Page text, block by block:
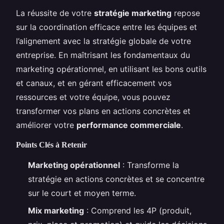
La réussite de votre stratégie marketing repose
sur la coordination efficace entre les équipes et
l’alignement avec la stratégie globale de votre
entreprise. En maîtrisant les fondamentaux du
marketing opérationnel, en utilisant les bons outils
et canaux, et en gérant efficacement vos
ressources et votre équipe, vous pouvez
transformer vos plans en actions concrètes et
améliorer votre performance commerciale.
Points Clés à Retenir
Marketing opérationnel : Transforme la
stratégie en actions concrètes et se concentre
sur le court et moyen terme.
Mix marketing : Comprend les 4P (produit,